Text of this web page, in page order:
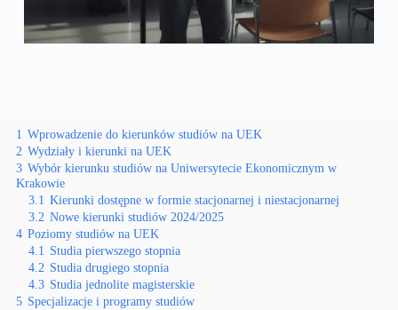
1 Wprowadzenie do kierunków studiów na UEK
2 Wydziały i kierunki na UEK
3 Wybór kierunku studiów na Uniwersytecie Ekonomicznym w
Krakowie
3.1 Kierunki dostępne w formie stacjonarnej i niestacjonarnej
3.2 Nowe kierunki studiów 2024/2025
4 Poziomy studiów na UEK
4.1 Studia pierwszego stopnia
4.2 Studia drugiego stopnia
4.3 Studia jednolite magisterskie
5 Specjalizacje i programy studiów